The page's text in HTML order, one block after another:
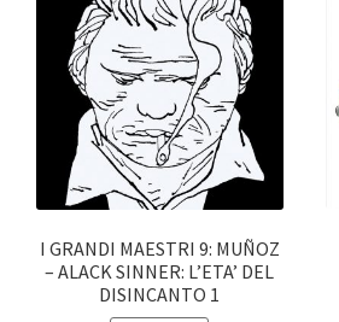
I GRANDI MAESTRI 9: MUÑOZ
– ALACK SINNER: L’ETA’ DEL
DISINCANTO 1